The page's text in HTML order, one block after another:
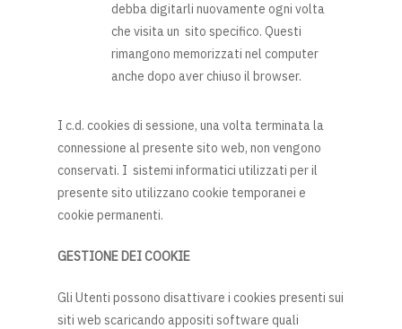
debba digitarli nuovamente ogni volta
che visita un sito specifico. Questi
rimangono memorizzati nel computer
anche dopo aver chiuso il browser.
I c.d. cookies di sessione, una volta terminata la
connessione al presente sito web, non vengono
conservati. I sistemi informatici utilizzati per il
presente sito utilizzano cookie temporanei e
cookie permanenti.
GESTIONE DEI COOKIE
Gli Utenti possono disattivare i cookies presenti sui
siti web scaricando appositi software quali